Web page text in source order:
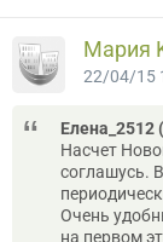
Мария
22/04/15
Елена_2512
Насчет
соглашусь.
Очень
на первом